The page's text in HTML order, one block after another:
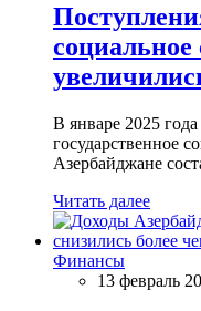
социальное
В январе 2025
государственное
Азербайджане
Читать далее
Финансы
13 февраль